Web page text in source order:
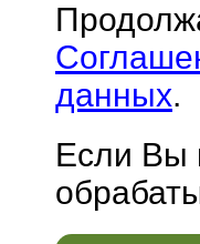
данных.
Если Вы